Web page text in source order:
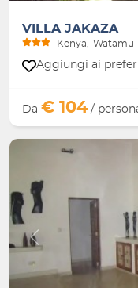
VILLA JAKAZA
Kenya Watamu
Aggiungi ai
Da € 104/
Indietro